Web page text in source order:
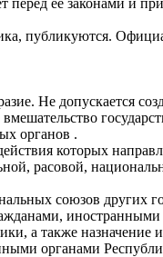
публикуются.
Не допускается
органов .
которых
расовой,
союзов других
а также
органами